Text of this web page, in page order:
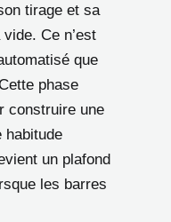
tirage et sa
Ce n’est
que
phase
construire une
habitude
un plafond
les barres